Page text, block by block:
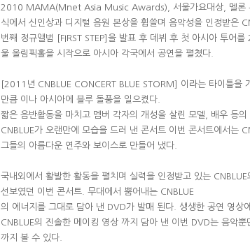
2010 MAMA(Mnet Asia Music Awards), 서울가요대상, 멜론
식에서 신인상과 디지털 음원 본상을 휩쓸며 음악성을 인정받은
번째 정규앨범 [FIRST STEP]을 발표 후 데뷔 후 첫 아시아 투어
울 올림픽홀을 시작으로 아시아 각국에서 공연을 펼쳤다.
[2011년 CNBLUE CONCERT BLUE STORM] 이라는 타이틀을
만큼 이나 아시아에 블루 돌풍을 일으켰다.
짧은 음반활동을 마치고 멤버 각자의 개성을 살린 모델, 배우 등의
CNBLUE가 오랜만에 모습을 드러 낸 콘서트 이번 콘서트에서는
그들의 아름다운 연주와 보이스로 만들어 냈다.
국내외에서 활발한 활동을 펼치며 실력을 인정받고 있는
선보였던 이번 콘서트. 무대에서 뿜어내는 CNBLUE
의 에너지를 그대로 담아 낸 DVD가 발매 된다. 생생한 공연 영상
CNBLUE의 진솔한 메이킹 영상 까지 담아 낸 이번 DVD는 음악
까지 볼 수 있다.